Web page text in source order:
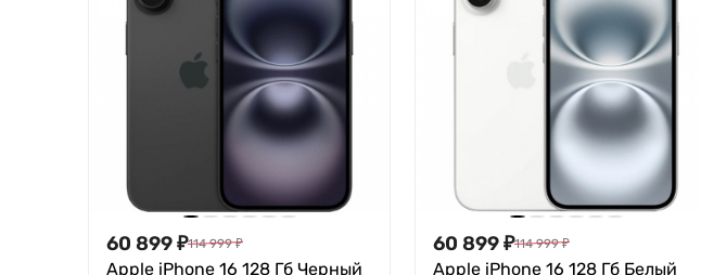
60 899₽114 999 ₽
Apple iPhone 16 128 Гб Черный
60 899₽114 999 ₽
Apple iPhone 16 128 Гб Белый